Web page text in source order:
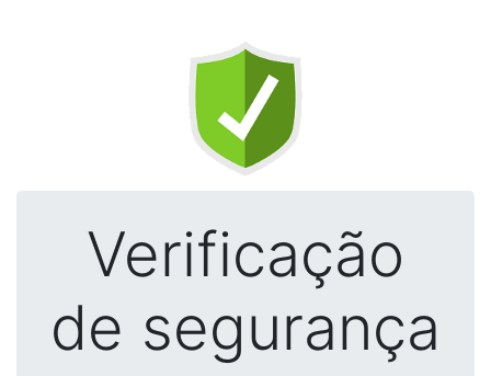
Verificação
de segurança